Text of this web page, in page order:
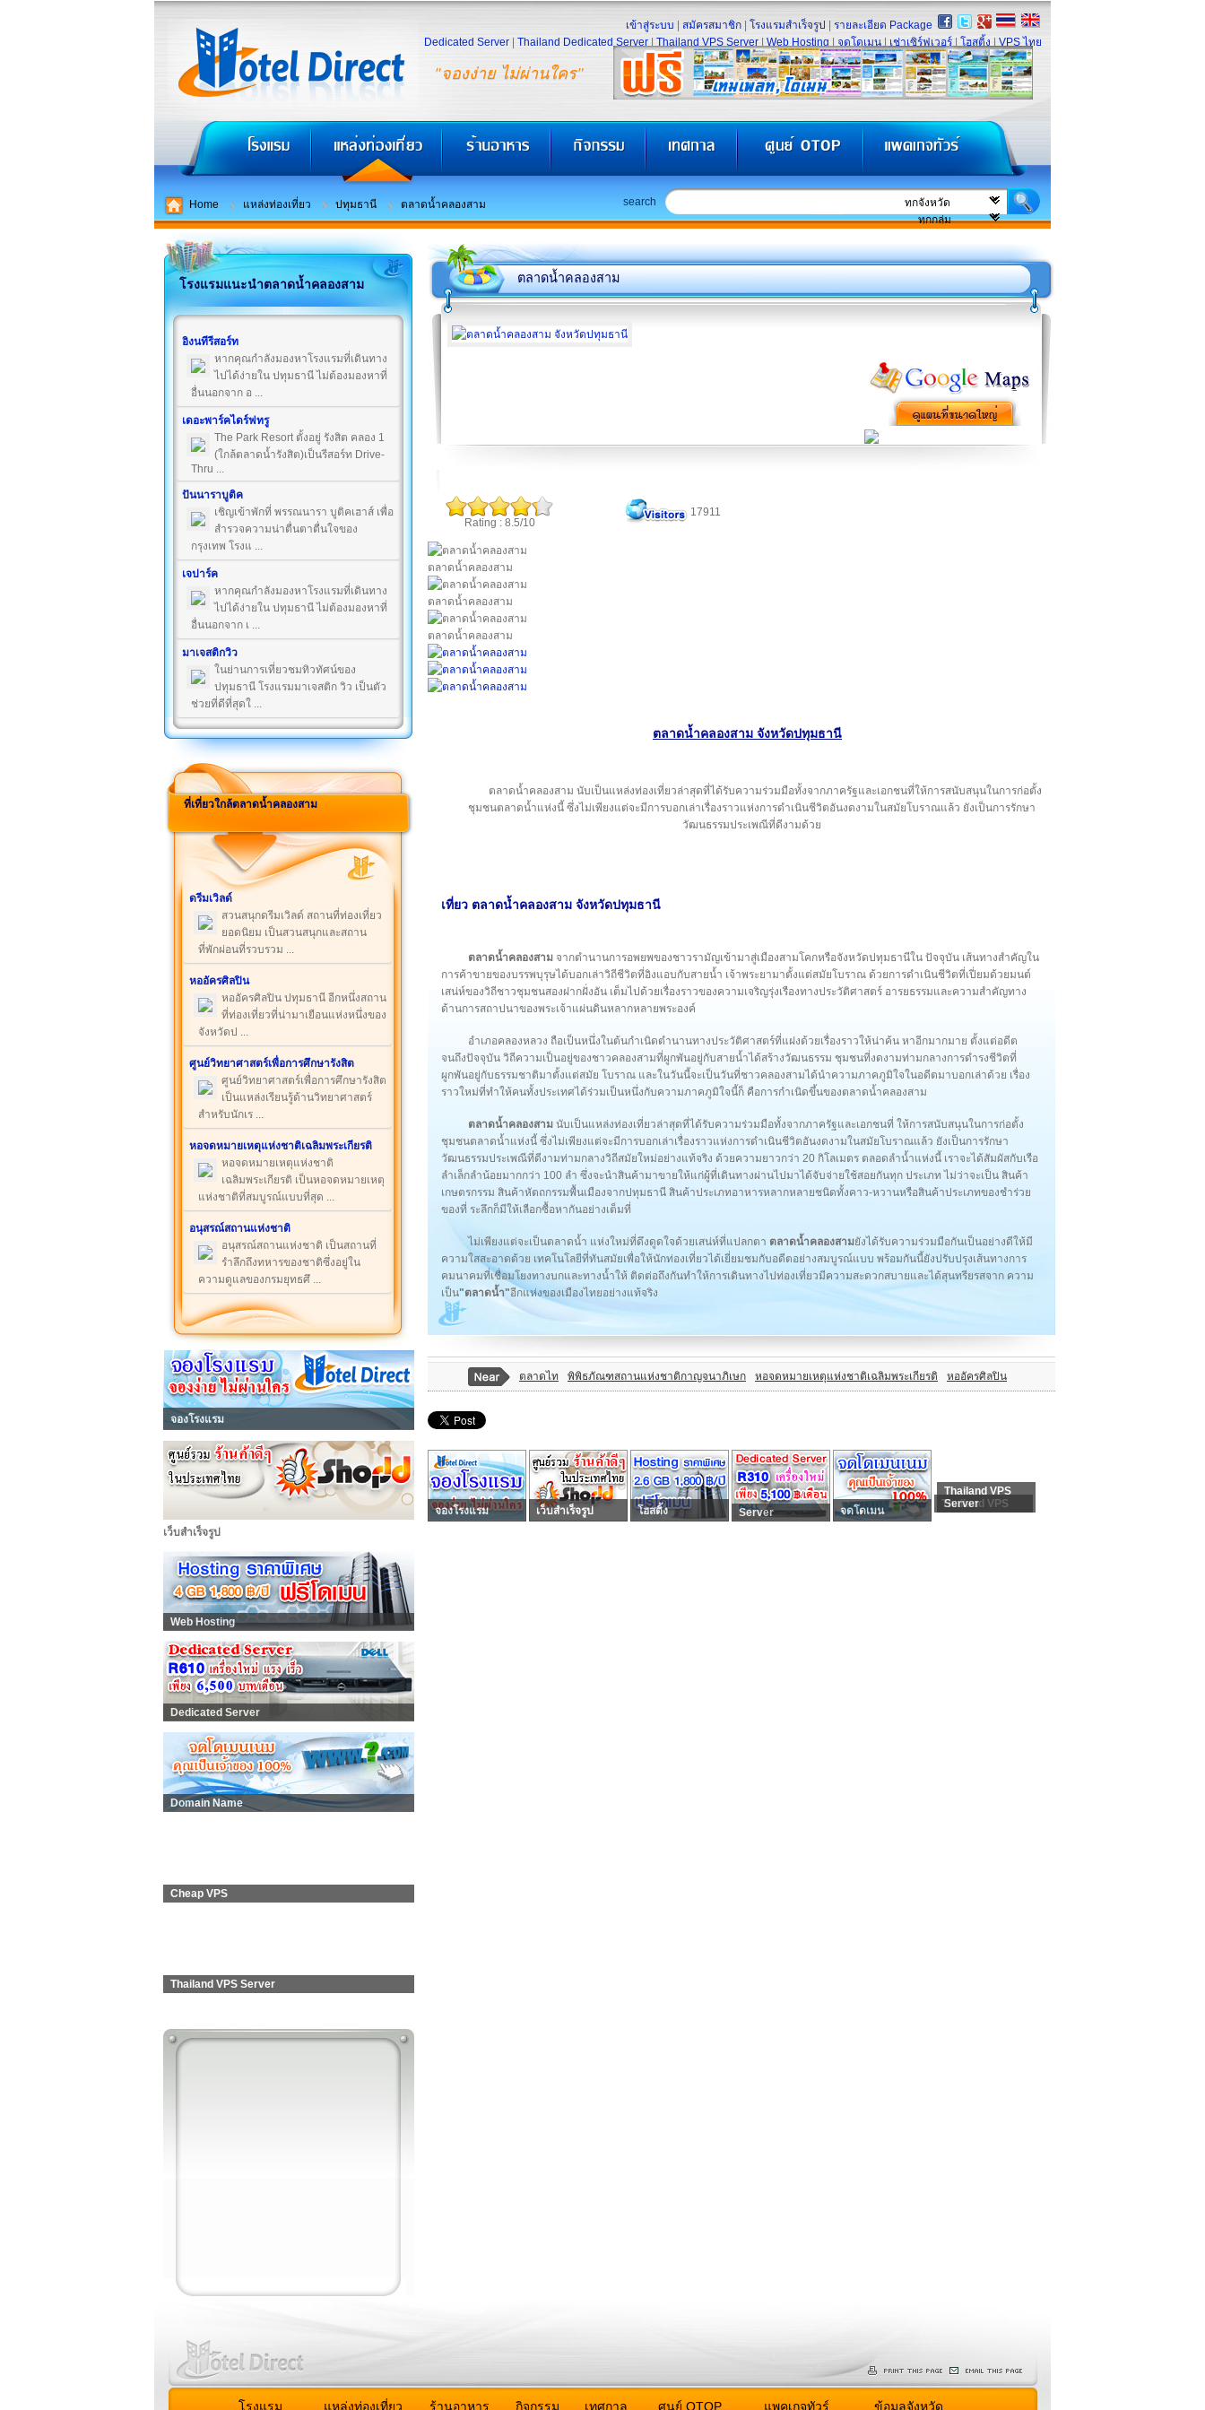
"จองง่าย ไม่ผ่านใคร"
เข้าสู่ระบบ สมัครสมาชิก โรงแรมสำเร็จรูป
รายละเอียด Package
Dedicated Server
Thailand Dedicated Server Thailand VPS Server Web Hosting จดโดเมน เช่าเซิร์ฟเวอร์ โฮสติ้ง VPS ไทย
Home แหล่งท่องเที่ยว ปทุมธานี ตลาดน้ำคลองสาม search
โรงแรมแนะนำตลาดน้ำคลองสาม
อิงนทีรีสอร์ท
หากคุณกำลังมองหาโรงแรมที่เดินทาง
ไปได้ง่ายใน ปทุมธานี ไม่ต้องมองหาที่
อื่นนอกจาก อ ...
เดอะพาร์คไดร์ฟทรู
The Park Resort ตั้งอยู่ รังสิต คลอง 1
(ใกล้ตลาดน้ำรังสิต)เป็นรีสอร์ท Drive-
Thru ...
ปันนาราบูติค
เชิญเข้าพักที่ พรรณนารา บูติคเฮาส์ เพื่อ
สำรวจความน่าตื่นตาตื่นใจของ
กรุงเทพ โรงแ ...
เจปาร์ค
หากคุณกำลังมองหาโรงแรมที่เดินทาง
ไปได้ง่ายใน ปทุมธานี ไม่ต้องมองหาที่
อื่นนอกจาก เ ...
มาเจสติกวิว
ในย่านการเที่ยวชมทิวทัศน์ของ
ปทุมธานี โรงแรมมาเจสติก วิว เป็นตัว
ช่วยที่ดีที่สุดใ ...
ที่เที่ยวใกล้ตลาดน้ำคลองสาม
ดรีมเวิลด์
สวนสนุกดรีมเวิลด์ สถานที่ท่องเที่ยว
ยอดนิยม เป็นสวนสนุกและสถาน
ที่พักผ่อนที่รวบรวม ...
หออัครศิลปิน
หออัครศิลปิน ปทุมธานี อีกหนึ่งสถาน
ที่ท่องเที่ยวที่น่ามาเยือนแห่งหนึ่งของ
จังหวัดป ...
ศูนย์วิทยาศาสตร์เพื่อการศึกษารังสิต
ศูนย์วิทยาศาสตร์เพื่อการศึกษารังสิต
เป็นแหล่งเรียนรู้ด้านวิทยาศาสตร์
สำหรับนักเร ...
หอจดหมายเหตุแห่งชาติเฉลิมพระเกียรติ
หอจดหมายเหตุแห่งชาติ
เฉลิมพระเกียรติ เป็นหอจดหมายเหตุ
แห่งชาติที่สมบูรณ์แบบที่สุด ...
อนุสรณ์สถานแห่งชาติ
อนุสรณ์สถานแห่งชาติ เป็นสถานที่
รำลึกถึงทหารของชาติซึ่งอยู่ใน
ความดูแลของกรมยุทธศึ ...
จองโรงแรม
เว็บสำเร็จรูป
Web Hosting
Dedicated Server
Domain Name
Cheap VPS
Thailand VPS Server
ตลาดน้ำคลองสาม
Rating : 8.5/10
17911
ตลาดน้ำคลองสาม
ตลาดน้ำคลองสาม
ตลาดน้ำคลองสาม
ตลาดน้ำคลองสาม จังหวัดปทุมธานี
ตลาดน้ำคลองสาม นับเป็นแหล่งท่องเที่ยวล่าสุดที่ได้รับความร่วมมือทั้งจากภาครัฐและเอกชนที่ให้การสนับสนุนในการก่อตั้ง
ชุมชนตลาดน้ำแห่งนี้ ซึ่งไม่เพียงแต่จะมีการบอกเล่าเรื่องราวแห่งการดำเนินชีวิตอันงดงามในสมัยโบราณแล้ว ยังเป็นการรักษา
วัฒนธรรมประเพณีที่ดีงามด้วย
เที่ยว ตลาดน้ำคลองสาม จังหวัดปทุมธานี
ตลาดน้ำคลองสาม จากตำนานการอพยพของชาวรามัญเข้ามาสู่เมืองสามโคกหรือจังหวัดปทุมธานีใน ปัจจุบัน เส้นทางสำคัญใน
การค้าขายของบรรพบุรุษได้บอกเล่าวิถีชีวิตที่อิงแอบกับสายน้ำ เจ้าพระยามาตั้งแต่สมัยโบราณ ด้วยการดำเนินชีวิตที่เปี่ยมด้วยมนต์
เสน่ห์ของวิถีชาวชุมชนสองฝากฝั่งอัน เต็มไปด้วยเรื่องราวของความเจริญรุ่งเรืองทางประวัติศาสตร์ อารยธรรมและความสำคัญทาง
ด้านการสถาปนาของพระเจ้าแผ่นดินหลากหลายพระองค์
อำเภอคลองหลวง ถือเป็นหนึ่งในต้นกำเนิดตำนานทางประวัติศาสตร์ที่แฝงด้วยเรื่องราวให้น่าค้น หาอีกมากมาย ตั้งแต่อดีต
จนถึงปัจจุบัน วิถีความเป็นอยู่ของชาวคลองสามที่ผูกพันอยู่กับสายน้ำได้สร้างวัฒนธรรม ชุมชนที่งดงามท่ามกลางการดำรงชีวิตที่
ผูกพันอยู่กับธรรมชาติมาตั้งแต่สมัย โบราณ และในวันนี้จะเป็นวันที่ชาวคลองสามได้นำความภาคภูมิใจในอดีตมาบอกเล่าด้วย เรื่อง
ราวใหม่ที่ทำให้คนทั้งประเทศได้ร่วมเป็นหนึ่งกับความภาคภูมิใจนี้ก็ คือการกำเนิดขึ้นของตลาดน้ำคลองสาม
ตลาดน้ำคลองสาม นับเป็นแหล่งท่องเที่ยวล่าสุดที่ได้รับความร่วมมือทั้งจากภาครัฐและเอกชนที่ ให้การสนับสนุนในการก่อตั้ง
ชุมชนตลาดน้ำแห่งนี้ ซึ่งไม่เพียงแต่จะมีการบอกเล่าเรื่องราวแห่งการดำเนินชีวิตอันงดงามในสมัยโบราณแล้ว ยังเป็นการรักษา
วัฒนธรรมประเพณีที่ดีงามท่ามกลางวิถีสมัยใหม่อย่างแท้จริง ด้วยความยาวกว่า 20 กิโลเมตร ตลอดลำน้ำแห่งนี้ เราจะได้สัมผัสกับเรือ
ลำเล็กลำน้อยมากกว่า 100 ลำ ซึ่งจะนำสินค้ามาขายให้แก่ผู้ที่เดินทางผ่านไปมาได้จับจ่ายใช้สอยกันทุก ประเภท ไม่ว่าจะเป็น สินค้า
เกษตรกรรม สินค้าหัตถกรรมพื้นเมืองจากปทุมธานี สินค้าประเภทอาหารหลากหลายชนิดทั้งคาว-หวานหรือสินค้าประเภทของชำร่วย
ของที่ ระลึกก็มีให้เลือกซื้อหากันอย่างเต็มที่
ไม่เพียงแต่จะเป็นตลาดน้ำ แห่งใหม่ที่ดึงดูดใจด้วยเสน่ห์ที่แปลกตา ตลาดน้ำคลองสามยังได้รับความร่วมมือกันเป็นอย่างดีให้มี
ความใสสะอาดด้วย เทคโนโลยีที่ทันสมัยเพื่อให้นักท่องเที่ยวได้เยี่ยมชมกับอดีตอย่างสมบูรณ์แบบ พร้อมกันนี้ยังปรับปรุงเส้นทางการ
คมนาคมที่เชื่อมโยงทางบกและทางน้ำให้ ติดต่อถึงกันทำให้การเดินทางไปท่องเที่ยวมีความสะดวกสบายและได้สุนทรียรสจาก ความ
เป็น"ตลาดน้ำ"อีกแห่งของเมืองไทยอย่างแท้จริง
ตลาดไท พิพิธภัณฑสถานแห่งชาติกาญจนาภิเษก หอจดหมายเหตุแห่งชาติเฉลิมพระเกียรติ หออัครศิลปิน
จองโรงแรม เว็บสำเร็จรูป โฮสติ้ง Server จดโดเมน
Thailand VPS
Thailand VPS
Server
โรงแรม แหล่งท่องเที่ยว ร้านอาหาร กิจกรรม เทศกาล ศูนย์ OTOP แพคเกจทัวร์ ข้อมูลจังหวัด